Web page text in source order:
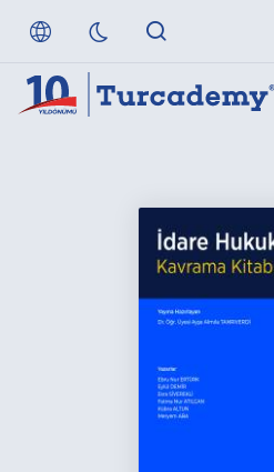
Referanslarımız
Anlaşmalı Yayınevleri